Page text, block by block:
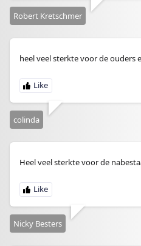
Robert Kretschmer
heel veel sterkte voor de ouders
colinda
Heel veel sterkte voor de
Nicky Besters